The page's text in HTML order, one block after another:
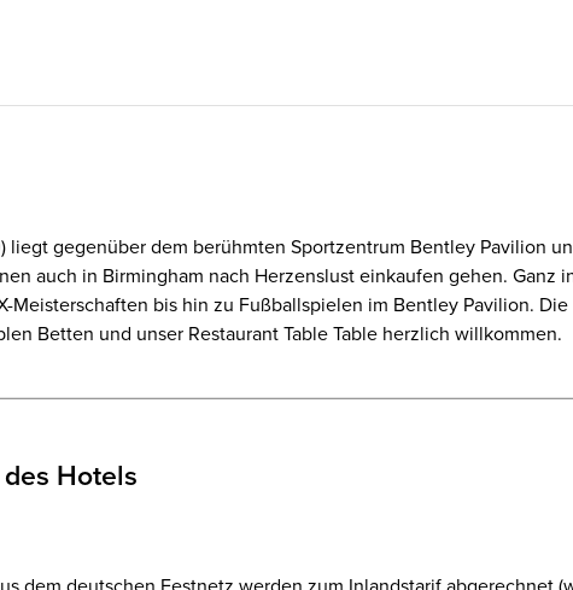
liegt gegenüber dem berühmten Sportzentrum Bentley
auch in Birmingham nach Herzenslust einkaufen gehen.
Meisterschaften bis hin zu Fußballspielen im Bentley Pavilion.
Betten und unser Restaurant Table Table herzlich willkommen.
Hotels